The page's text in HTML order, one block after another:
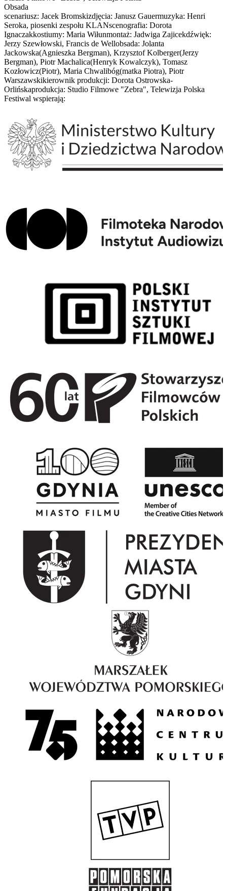
Obsada
scenariusz: Jacek Bromskizdjęcia: Janusz Gauermuzyka: Henri
Seroka, piosenki zespołu KLANscenografia: Dorota
Ignaczakkostiumy: Maria Wiłunmontaż: Jadwiga Zajicekdźwięk:
Jerzy Szewłowski, Francis de Wellobsada: Jolanta
Jackowska(Agnieszka Bergman), Krzysztof Kolberger(Jerzy
Bergman), Piotr Machalica(Henryk Kowalczyk), Tomasz
Kozłowicz(Piotr), Maria Chwalibóg(matka Piotra), Piotr
Warszawskikierownik produkcji: Dorota Ostrowska-
Orlińskaprodukcja: Studio Filmowe "Zebra", Telewizja Polska
Festiwal wspierają: